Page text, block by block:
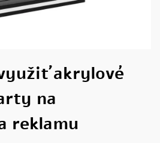
akrylové
na
reklamu